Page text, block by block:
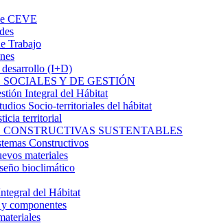
CEVE
Trabajo
(I+D)
Y DE GESTIÓN
Integral del Hábitat
Socio-territoriales del hábitat
territorial
SUSTENTABLES
Constructivos
materiales
bioclimático
del Hábitat
y componentes